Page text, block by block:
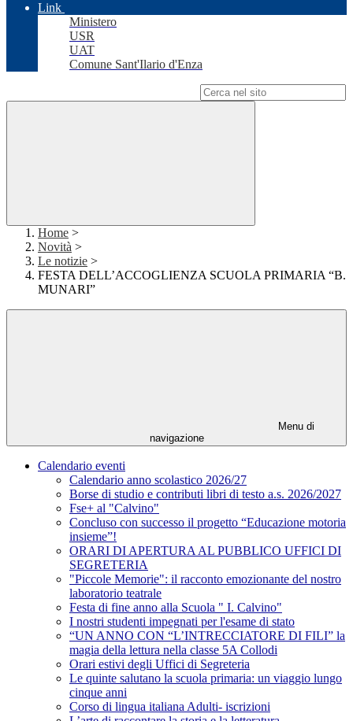
Link
Ministero
USR
UAT
Comune Sant'Ilario d'Enza
Home >
Novità >
Le notizie >
FESTA DELL’ACCOGLIENZA SCUOLA PRIMARIA “B.
MUNARI”
Menu di
navigazione
Calendario eventi
Calendario anno scolastico 2026/27
Borse di studio e contributi libri di testo a.s. 2026/2027
Fse+ al "Calvino"
Concluso con successo il progetto “Educazione motoria
insieme”!
ORARI DI APERTURA AL PUBBLICO UFFICI DI
SEGRETERIA
"Piccole Memorie": il racconto emozionante del nostro
laboratorio teatrale
Festa di fine anno alla Scuola " I. Calvino"
I nostri studenti impegnati per l'esame di stato
“UN ANNO CON “L’INTRECCIATORE DI FILI” la
magia della lettura nella classe 5A Collodi
Orari estivi degli Uffici di Segreteria
Le quinte salutano la scuola primaria: un viaggio lungo
cinque anni
Corso di lingua italiana Adulti- iscrizioni